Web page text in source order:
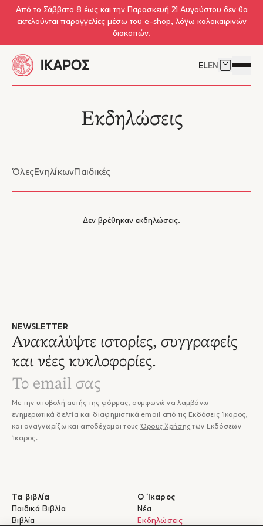
Skip to main content
Από το Σάββατο 8 έως και την Παρασκευή 21 Αυγούστου δεν θα
εκτελούνται παραγγελίες μέσω του e-shop, λόγω καλοκαιρινών
διακοπών.
ELEN Δείτε το
Εκδηλώσεις
ΌλεςΕνηλίκωνΠαιδικές
Δεν βρέθηκαν εκδηλώσεις.
NEWSLETTER
Ανακαλύψτε ιστορίες, συγγραφείς
και νέες κυκλοφορίες.
Με την υποβολή αυτής της φόρμας, συμφωνώ να λαμβάνω
ενημερωτικά δελτία και διαφημιστικά email από τις Εκδόσεις Ίκαρος,
και αναγνωρίζω και αποδέχομαι τους Όρους Χρήσης των Εκδόσεων
Ίκαρος.
Τα βιβλία
Παιδικά Βιβλία
Βιβλία
Ο Ίκαρος
Νέα
Εκδηλώσεις